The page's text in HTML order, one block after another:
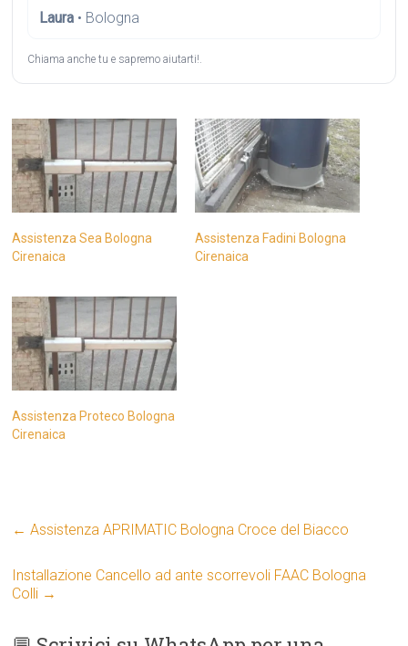
Laura • Bologna
Chiama anche tu e sapremo aiutarti!.
Assistenza Sea Bologna
Cirenaica
Assistenza Fadini Bologna
Cirenaica
Assistenza Proteco Bologna
Cirenaica
← Assistenza APRIMATIC Bologna Croce del Biacco
Installazione Cancello ad ante scorrevoli FAAC Bologna
Colli →